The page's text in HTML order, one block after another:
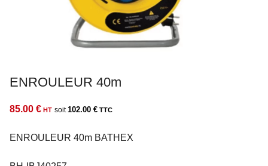
ENROULEUR 40m
85.00 € 102.00 €
ENROULEUR 40m BATHEX